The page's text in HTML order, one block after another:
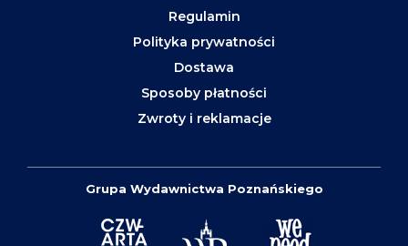
Regulamin
Polityka prywatności
Dostawa
Sposoby płatności
Zwroty i reklamacje
Grupa Wydawnictwa Poznańskiego